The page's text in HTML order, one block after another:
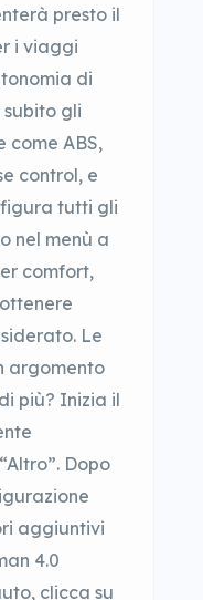
presto il
i viaggi
di
gli
come ABS,
control, e
tutti gli
nel menù a
comfort,
Le
argomento
più? Inizia il
Dopo
aggiuntivi
4.0
clicca su